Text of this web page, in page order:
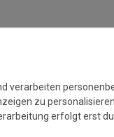
verarbeiten
zu
erfolgt erst